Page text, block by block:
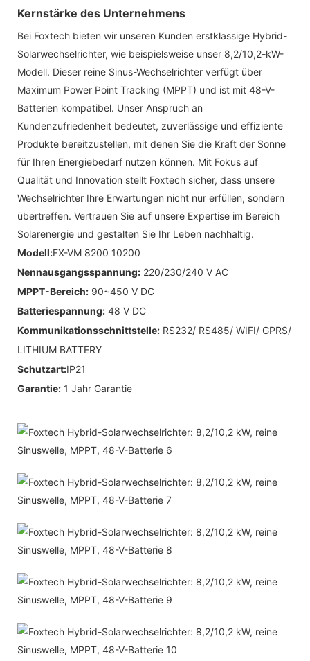
Kernstärke des Unternehmens
Bei Foxtech bieten wir unseren Kunden erstklassige Hybrid-
Solarwechselrichter, wie beispielsweise unser 8,2/10,2-kW-
Modell. Dieser reine Sinus-Wechselrichter verfügt über
Maximum Power Point Tracking (MPPT) und ist mit 48-V-
Batterien kompatibel. Unser Anspruch an
Kundenzufriedenheit bedeutet, zuverlässige und effiziente
Produkte bereitzustellen, mit denen Sie die Kraft der Sonne
für Ihren Energiebedarf nutzen können. Mit Fokus auf
Qualität und Innovation stellt Foxtech sicher, dass unsere
Wechselrichter Ihre Erwartungen nicht nur erfüllen, sondern
übertreffen. Vertrauen Sie auf unsere Expertise im Bereich
Solarenergie und gestalten Sie Ihr Leben nachhaltig.
Modell:FX-VM 8200 10200
Nennausgangsspannung: 220/230/240 V AC
MPPT-Bereich: 90~450 V DC
Batteriespannung: 48 V DC
Kommunikationsschnittstelle: RS232/ RS485/ WIFI/ GPRS/
LITHIUM BATTERY
Schutzart:IP21
Garantie: 1 Jahr Garantie